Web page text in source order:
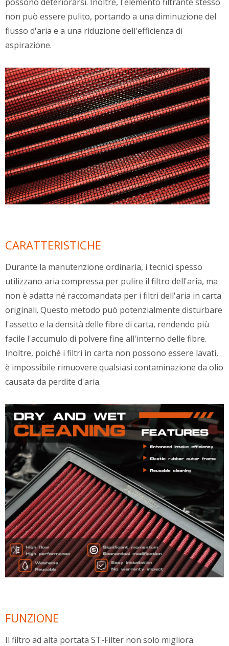
possono deteriorarsi. Inoltre, l'elemento filtrante stesso
non può essere pulito, portando a una diminuzione del
flusso d'aria e a una riduzione dell'efficienza di
aspirazione.
CARATTERISTICHE
Durante la manutenzione ordinaria, i tecnici spesso
utilizzano aria compressa per pulire il filtro dell'aria, ma
non è adatta né raccomandata per i filtri dell'aria in carta
originali. Questo metodo può potenzialmente disturbare
l'assetto e la densità delle fibre di carta, rendendo più
facile l'accumulo di polvere fine all'interno delle fibre.
Inoltre, poiché i filtri in carta non possono essere lavati,
è impossibile rimuovere qualsiasi contaminazione da olio
causata da perdite d'aria.
FUNZIONE
Il filtro ad alta portata ST-Filter non solo migliora